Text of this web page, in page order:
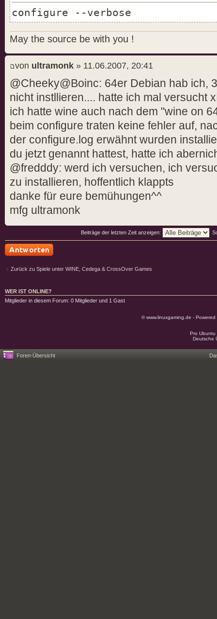
configure --verbose
May the source be with you !
von ultramonk » 11.06.2007, 20:41
@Cheeky@Boinc: 64er Debian hab ich,
nicht instllieren.... hatte ich mal versucht
ich hatte wine auch nach dem "wine on
beim configure traten keine fehler auf,
der configure.log erwähnt wurden
du jetzt genannt hattest, hatte ich
@fredddy: werd ich versuchen, ich
zu installieren, hoffentlich klappts
danke für eure bemühungen^^
mfg ultramonk
Beiträge der letzten Zeit anzeigen:
Zurück zu Spiele unter WINE, Cedega & CrossOver Games
WER IST ONLINE?
Mitglieder in diesem Forum: 0 Mitglieder und 1 Gast
© www.linuxgaming.de -
Pro
Deutsche
Foren-Übersicht